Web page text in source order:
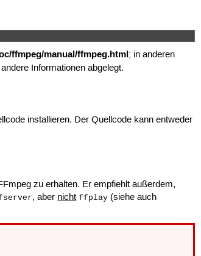
ffmpeg/manual/ffmpeg.html; in anderen
Informationen abgelegt.
installieren. Der Quellcode kann entweder
zu erhalten. Er empfiehlt außerdem,
, aber nicht ffplay (siehe auch